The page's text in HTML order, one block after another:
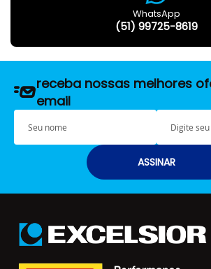
WhatsApp
(51) 99725-8619
receba nossas melhores
email
S
u
E
m
a
ASSINAR